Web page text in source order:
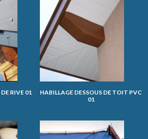
RIVE 01
HABILLAGE DESSOUS DE TOIT PVC
01